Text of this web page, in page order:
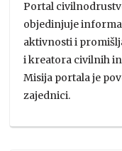
Portal
objedinjuje
aktivnosti i
i kreatora civilnih
Misija portala je
zajednici.